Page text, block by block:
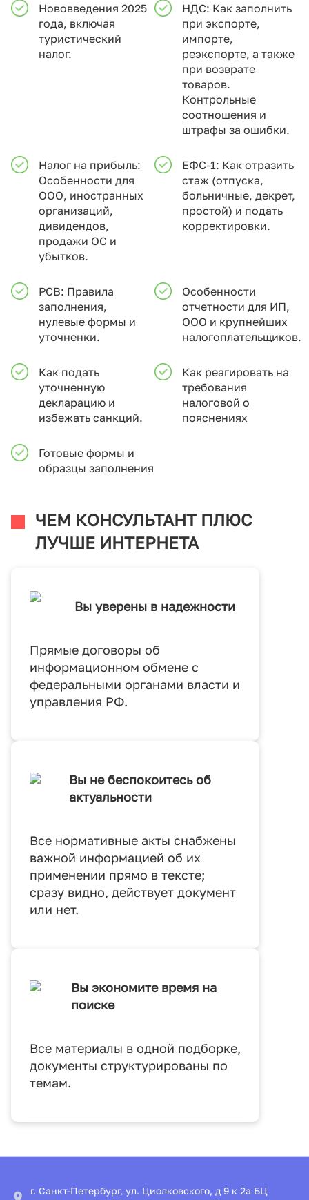
Нововведения 2025
года, включая
туристический
налог.
НДС: Как заполнить
при экспорте,
импорте,
реэкспорте, а также
при возврате
товаров.
Контрольные
соотношения и
штрафы за ошибки.
Налог на прибыль:
Особенности для
ООО, иностранных
организаций,
дивидендов,
продажи ОС и
убытков.
ЕФС-1: Как отразить
стаж (отпуска,
больничные, декрет,
простой) и подать
корректировки.
РСВ: Правила
заполнения,
нулевые формы и
уточненки.
Особенности
отчетности для ИП,
ООО и крупнейших
налогоплательщиков.
Как подать
уточненную
декларацию и
избежать санкций.
Как реагировать на
требования
налоговой о
пояснениях
Готовые формы и
образцы заполнения
ЧЕМ КОНСУЛЬТАНТ ПЛЮС
ЛУЧШЕ ИНТЕРНЕТА
Вы уверены в надежности
Прямые договоры об
информационном обмене с
федеральными органами власти и
управления РФ.
Вы не беспокоитесь об
актуальности
Все нормативные акты снабжены
важной информацией об их
применении прямо в тексте;
сразу видно, действует документ
или нет.
Вы экономите время на
поиске
Все материалы в одной подборке,
документы структурированы по
темам.
г. Санкт-Петербург, ул. Циолковского, д 9 к 2а БЦ